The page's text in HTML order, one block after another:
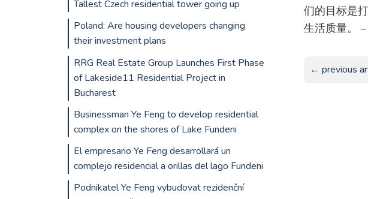
们的目标是
生活质量。
← previous
Tallest Czech residential tower going up
Poland: Are housing developers changing
their investment plans
RRG Real Estate Group Launches First Phase
of Lakeside11 Residential Project in
Bucharest
Businessman Ye Feng to develop residential
complex on the shores of Lake Fundeni
El empresario Ye Feng desarrollará un
complejo residencial a orillas del lago Fundeni
Podnikatel Ye Feng vybudovat rezidenční